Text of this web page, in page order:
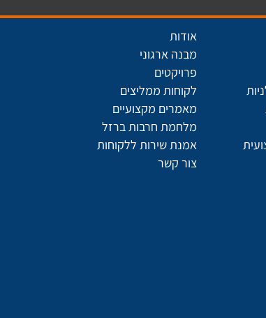
אודות
מבנה ארגוני
פרויקטים
לקוחות ממליצים
מאמרים מקצועיים
מלחמת חרבות ברזל
אמנת שירות ללקוחות
צור קשר